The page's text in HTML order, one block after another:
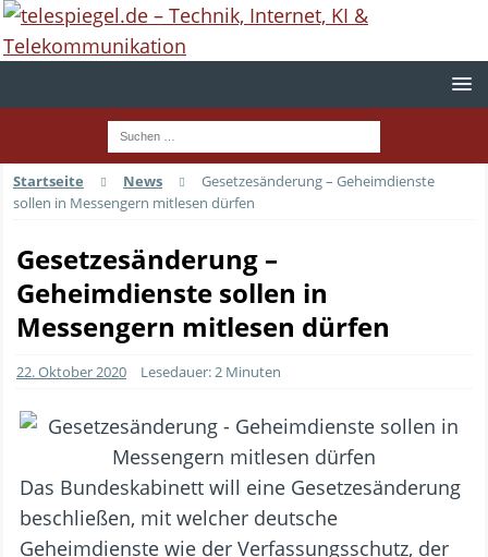
Startseite News
Gesetzesänderung – Geheimdienste
sollen in Messengern mitlesen dürfen
Gesetzesänderung –
Geheimdienste sollen in
Messengern mitlesen dürfen
22. Oktober 2020 Lesedauer: 2 Minuten
Das Bundeskabinett will eine Gesetzesänderung
beschließen, mit welcher deutsche
Geheimdienste wie der Verfassungsschutz, der